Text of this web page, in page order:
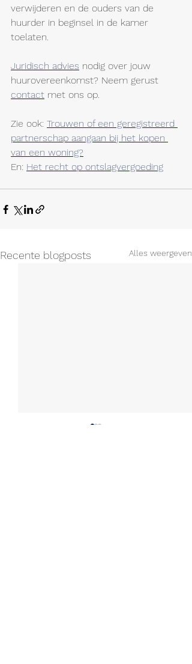
verwijderen en de ouders van de
huurder in beginsel in de kamer
toelaten.
Juridisch advies nodig over jouw
huurovereenkomst? Neem gerust
contact met ons op.
Zie ook: Trouwen of een geregistreerd
partnerschap aangaan bij het kopen
van een woning?
En: Het recht op ontslagvergoeding
Recente blogposts Alles weergeven